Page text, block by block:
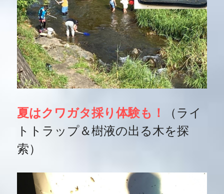
夏はクワガタ採り体験も！
（ライ
トトラップ＆樹液の出る木を探
索）